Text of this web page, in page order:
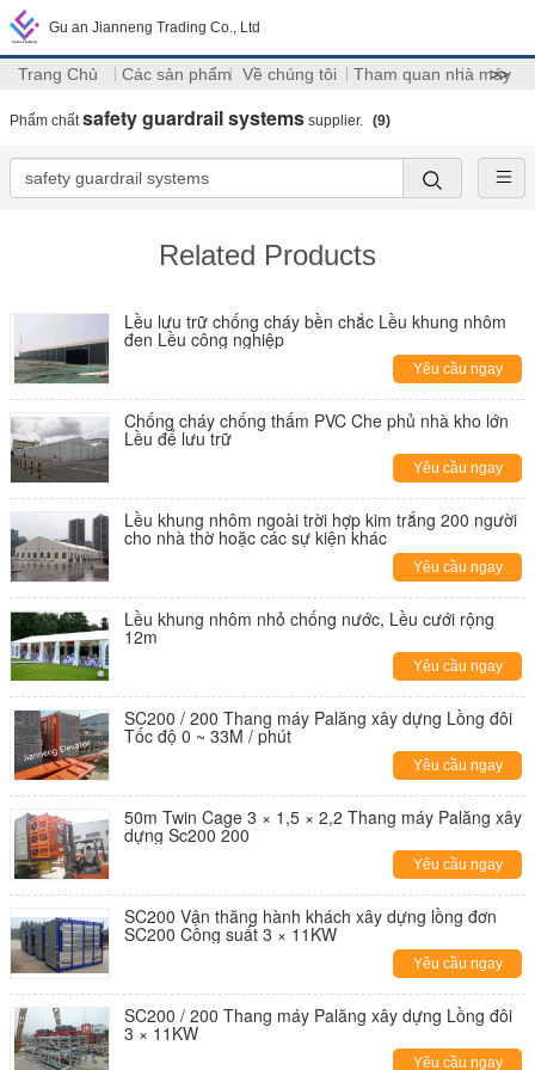
Gu an Jianneng Trading Co., Ltd
Trang Chủ Các sản phẩm Về chúng tôi Tham quan nhà máy
>>
Phẩm chấtsafety guardrail systems supplier. (9)
Related Products
Lều lưu trữ chống cháy bền chắc Lều khung nhôm
đen Lều công nghiệp
Yêu cầu ngay
Chống cháy chống thấm PVC Che phủ nhà kho lớn
Lều để lưu trữ
Yêu cầu ngay
Lều khung nhôm ngoài trời hợp kim trắng 200 người
cho nhà thờ hoặc các sự kiện khác
Yêu cầu ngay
Lều khung nhôm nhỏ chống nước, Lều cưới rộng
12m
Yêu cầu ngay
SC200 / 200 Thang máy Palăng xây dựng Lồng đôi
Tốc độ 0 ~ 33M / phút
Yêu cầu ngay
50m Twin Cage 3 × 1,5 × 2,2 Thang máy Palăng xây
dựng Sc200 200
Yêu cầu ngay
SC200 Vận thăng hành khách xây dựng lồng đơn
SC200 Công suất 3 × 11KW
Yêu cầu ngay
SC200 / 200 Thang máy Palăng xây dựng Lồng đôi
3 × 11KW
Yêu cầu ngay